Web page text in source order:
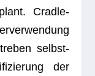
Cradle-
selbst­
der